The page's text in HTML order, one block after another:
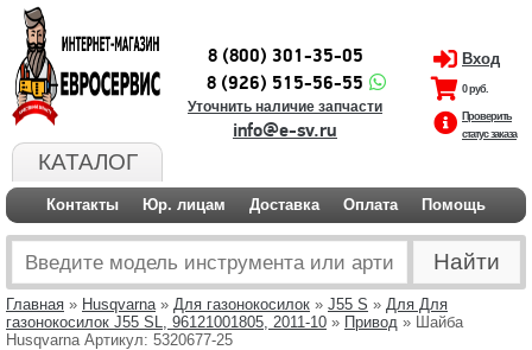
КАТАЛОГ
8 (800) 301-35-05
8 (926) 515-56-55
Уточнить наличие запчасти
info@e-sv.ru
Вход
0 руб.
Проверить
статус заказа
Контакты Юр. лицам Доставка Оплата Помощь
Главная » Husqvarna» Для газонокосилок » J55 S » Для Для
газонокосилок J55 SL, 96121001805, 2011-10 » Привод » Шайба
Husqvarna Артикул: 5320677-25